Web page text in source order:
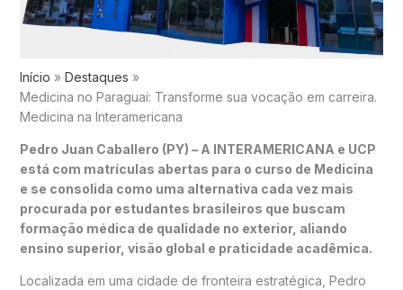
Início
Destaques
Medicina no Paraguai: Transforme sua vocação em carreira.
Medicina na Interamericana
Pedro Juan Caballero (PY) – A INTERAMERICANA e UCP
está com matrículas abertas para o curso de Medicina
e se consolida como uma alternativa cada vez mais
procurada por estudantes brasileiros que buscam
formação médica de qualidade no exterior, aliando
ensino superior, visão global e praticidade acadêmica.
Localizada em uma cidade de fronteira estratégica, Pedro